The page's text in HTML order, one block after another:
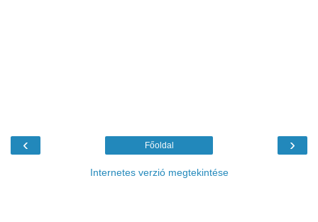
‹ ›
Főoldal
Internetes verzió megtekintése